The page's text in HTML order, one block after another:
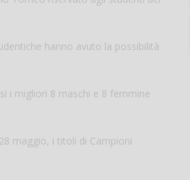
hanno avuto la possibilità
i migliori 8 maschi e 8 femmine
maggio, i titoli di Campioni